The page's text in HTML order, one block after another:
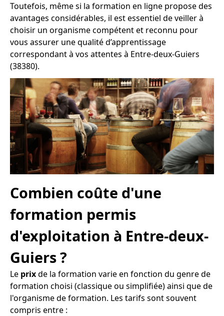
Toutefois, même si la formation en ligne propose des
avantages considérables, il est essentiel de veiller à
choisir un organisme compétent et reconnu pour
vous assurer une qualité d’apprentissage
correspondant à vos attentes à Entre-deux-Guiers
(38380).
Combien coûte d'une
formation permis
d'exploitation à Entre-deux-
Guiers ?
Le prixde la formation varie en fonction du genre de
formation choisi (classique ou simplifiée) ainsi que de
l'organisme de formation. Les tarifs sont souvent
compris entre :